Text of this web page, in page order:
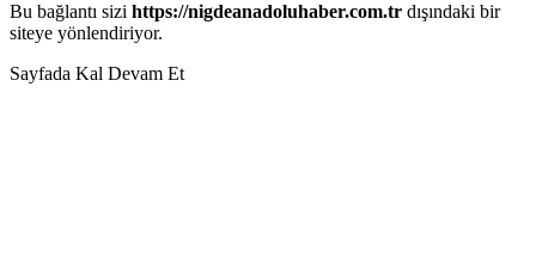
Bu bağlantı sizi https://nigdeanadoluhaber.com.tr dışındaki bir
siteye yönlendiriyor.
Sayfada Kal Devam Et